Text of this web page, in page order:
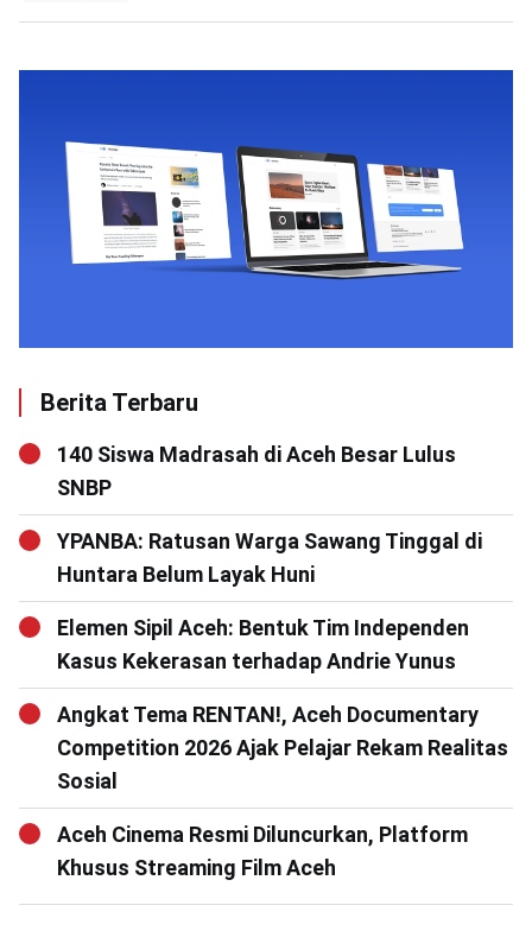
Berita Terbaru
140 Siswa Madrasah di Aceh Besar Lulus
SNBP
YPANBA: Ratusan Warga Sawang Tinggal di
Huntara Belum Layak Huni
Elemen Sipil Aceh: Bentuk Tim Independen
Kasus Kekerasan terhadap Andrie Yunus
Angkat Tema RENTAN!, Aceh Documentary
Competition 2026 Ajak Pelajar Rekam Realitas
Sosial
Aceh Cinema Resmi Diluncurkan, Platform
Khusus Streaming Film Aceh